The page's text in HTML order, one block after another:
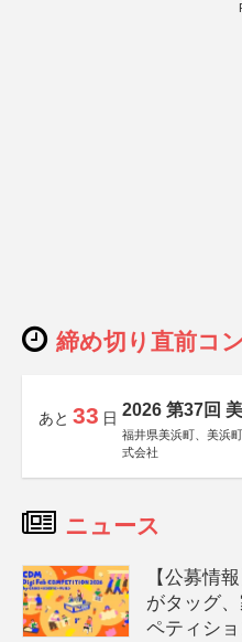
締め切り直前コ
あと 33 日 2026 第37回
福井県美浜町、美浜
式会社
ニュース
【公募情
がタッグ
ペティシ